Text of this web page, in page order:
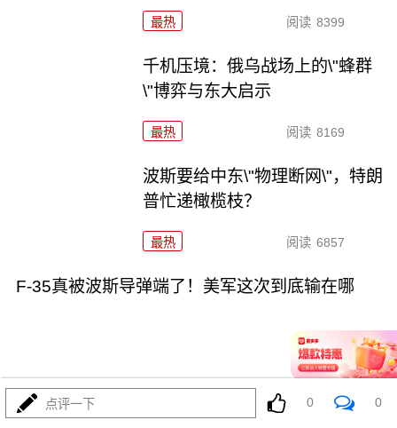
最热 阅读 8399
千机压境：俄乌战场上的\"蜂群
\"博弈与东大启示
最热 阅读 8169
波斯要给中东\"物理断网\"，特朗
普忙递橄榄枝？
最热 阅读 6857
F-35真被波斯导弹端了！美军这次到底输在哪
最热 6719 08-04
点评一下 0 0